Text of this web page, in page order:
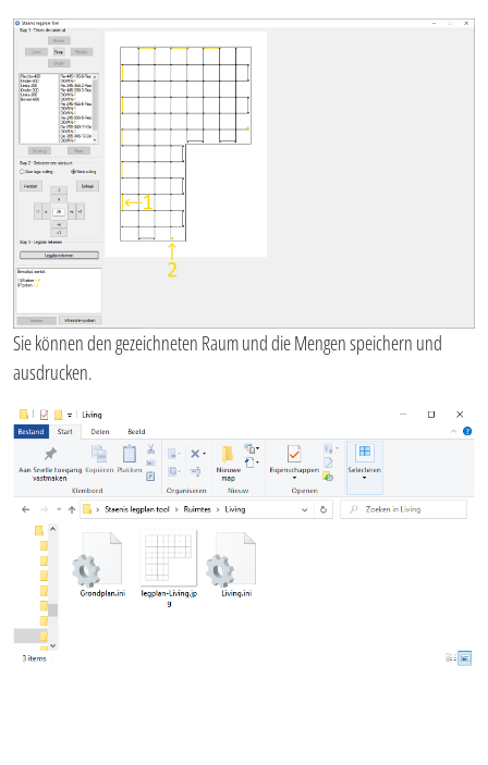
Sie können den gezeichneten Raum und die Mengen speichern und
ausdrucken.